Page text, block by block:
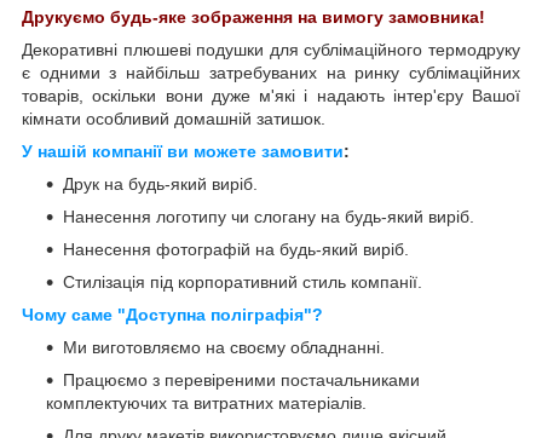
Друкуємо будь-яке зображення на вимогу замовника!
Декоративні плюшеві подушки для сублімаційного термодруку
є одними з найбільш затребуваних на ринку сублімаційних
товарів, оскільки вони дуже м'які і надають інтер'єру Вашої
кімнати особливий домашній затишок.
У нашій компанії ви можете замовити:
Друк на будь-який виріб.
Нанесення логотипу чи слогану на будь-який виріб.
Нанесення фотографій на будь-який виріб.
Стилізація під корпоративний стиль компанії.
Чому саме "Доступна поліграфія"?
Ми виготовляємо на своєму обладнанні.
Працюємо з перевіреними постачальниками
комплектуючих та витратних матеріалів.